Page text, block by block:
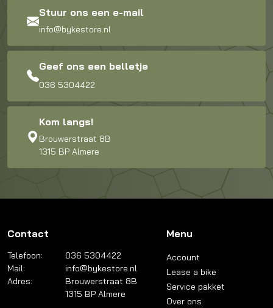
Stuur ons een e-mail
info@bykestore.nl
Geef ons een belletje
036 5304422
Kom langs!
Brouwerstraat 8B
1315 BP Almere
Contact
Telefoon:
036 5304422
Mail:
info@bykestore.nl
Adres:
Brouwerstraat 8B
1315 BP Almere
Menu
Account
Lease a bike
Service pakket
Over ons